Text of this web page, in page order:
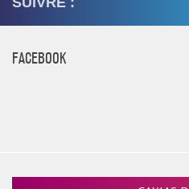
FACEBOOK